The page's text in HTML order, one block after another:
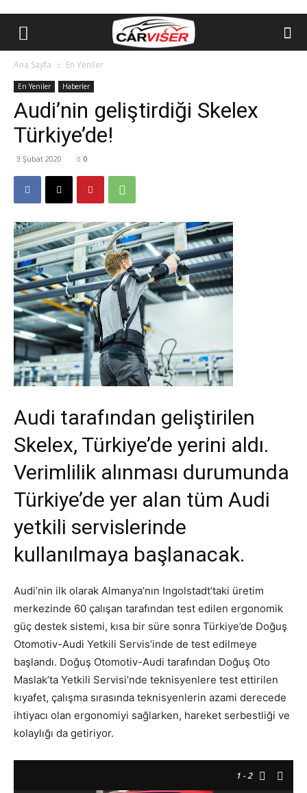
Ana Sayfa En Yeniler
En Yeniler Haberler
Audi’nin geliştirdiği Skelex
Türkiye’de!
3 Şubat 2020 0
Audi tarafından geliştirilen
Skelex, Türkiye’de yerini aldı.
Verimlilik alınması durumunda
Türkiye’de yer alan tüm Audi
yetkili servislerinde
kullanılmaya başlanacak.
Audi’nin ilk olarak Almanya’nın Ingolstadt’taki üretim
merkezinde 60 çalışan tarafından test edilen ergonomik
güç destek sistemi, kısa bir süre sonra Türkiye’de Doğuş
Otomotiv-Audi Yetkili Servis’inde de test edilmeye
başlandı. Doğuş Otomotiv-Audi tarafından Doğuş Oto
Maslak’ta Yetkili Servisi’nde teknisyenlere test ettirilen
kıyafet, çalışma sırasında teknisyenlerin azami derecede
ihtiyacı olan ergonomiyi sağlarken, hareket serbestliği ve
kolaylığı da getiriyor.
1 - 2